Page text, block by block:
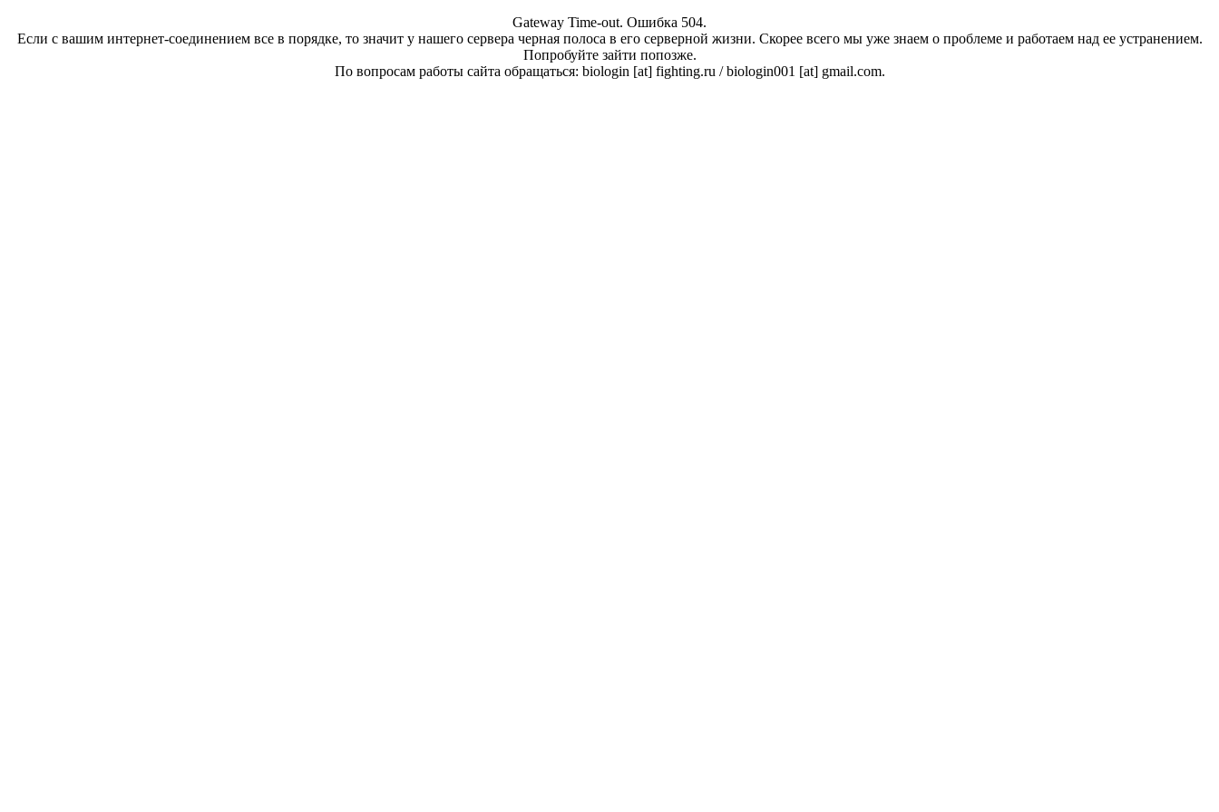
Gateway Time-out. Ошибка 504.
Если с вашим интернет-соединением все в порядке, то значит у нашего сервера черная полоса в его серверной жизни. Скорее всего мы уже знаем о проблеме и работаем над ее устранением.
Попробуйте зайти попозже.
По вопросам работы сайта обращаться: biologin [at] fighting.ru / biologin001 [at] gmail.com.